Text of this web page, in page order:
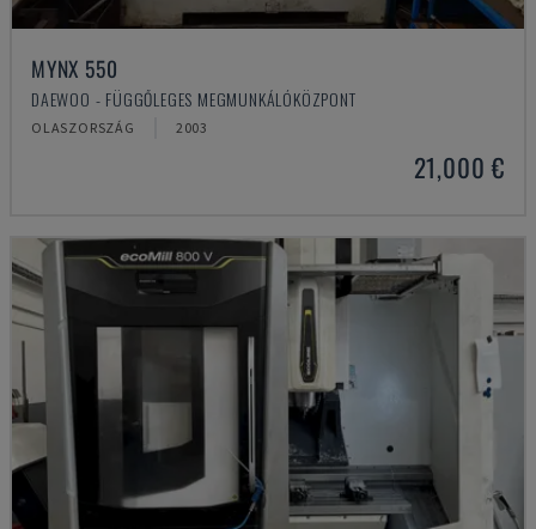
MYNX 550
DAEWOO - FÜGGŐLEGES MEGMUNKÁLÓKÖZPONT
OLASZORSZÁG 2003
21,000 €